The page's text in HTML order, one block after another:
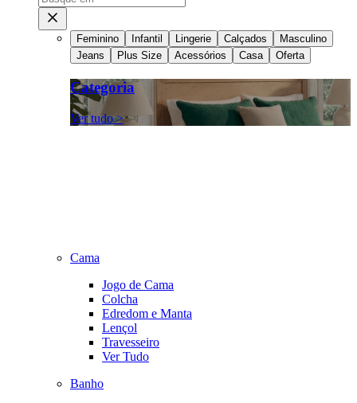
Feminino Infantil Lingerie Calçados
Masculino
Jeans
Plus Size Acessórios Casa Oferta
Categoria
Ver tudo >
Cama
Jogo de Cama
Colcha
Edredom e Manta
Lençol
Travesseiro
Ver Tudo
Banho